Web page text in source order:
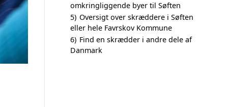
omkringliggende byer til Søften
5) Oversigt over skræddere i Søften
eller hele Favrskov Kommune
6) Find en skrædder i andre dele af
Danmark